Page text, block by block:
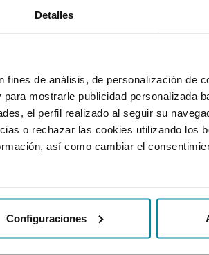
Detalles
de análisis, de personalización de
mostrarle publicidad personalizada
el perfil realizado al seguir su
o rechazar las cookies utilizando los
así como cambiar el
Configuraciones
About the
Corporate